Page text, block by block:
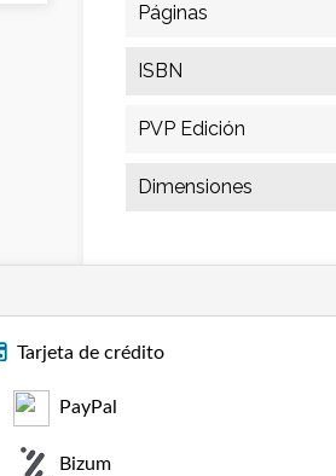
Páginas
ISBN
PVP Edición
Dimensiones
Tarjeta de crédito
PayPal
Bizum